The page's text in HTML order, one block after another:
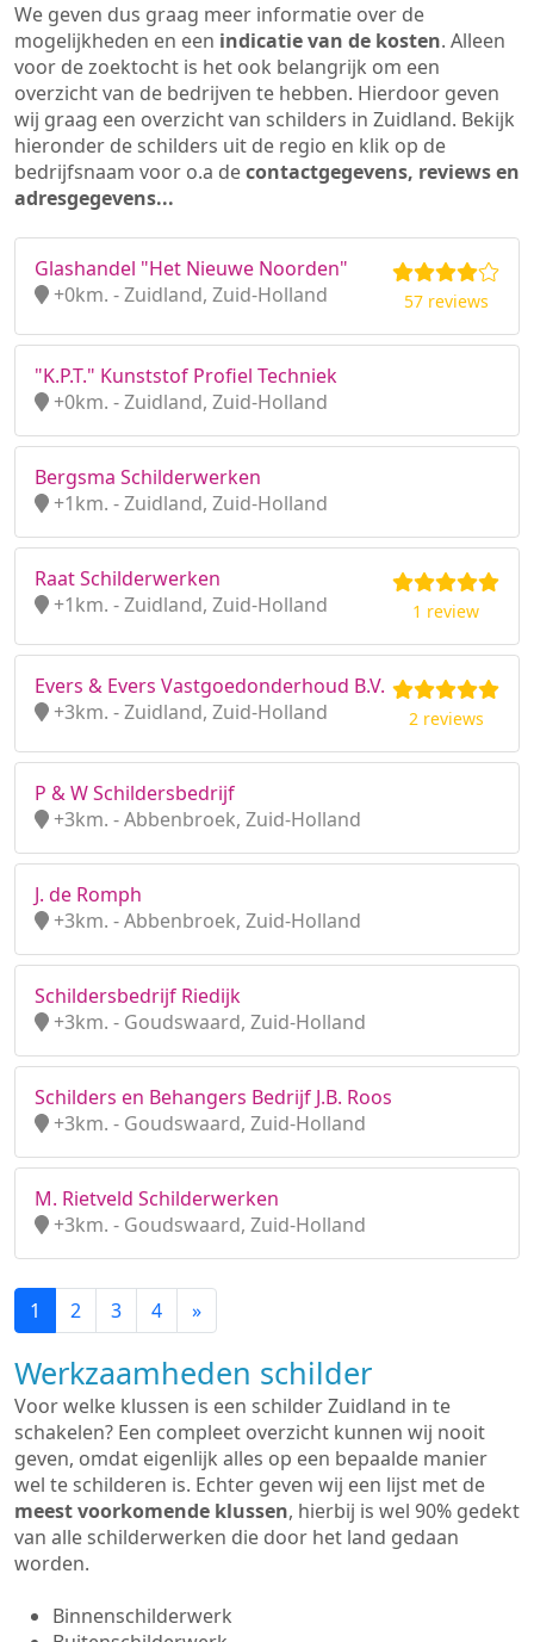
We geven dus graag meer informatie over de
mogelijkheden en een indicatie van de kosten. Alleen
voor de zoektocht is het ook belangrijk om een
overzicht van de bedrijven te hebben. Hierdoor geven
wij graag een overzicht van schilders in Zuidland. Bekijk
hieronder de schilders uit de regio en klik op de
bedrijfsnaam voor o.a decontactgegevens, reviews en
adresgegevens...
Glashandel "Het Nieuwe Noorden"
+0km. - Zuidland, Zuid-Holland
57 reviews
"K.P.T." Kunststof Profiel Techniek
+0km. - Zuidland, Zuid-Holland
Bergsma Schilderwerken
+1km. - Zuidland, Zuid-Holland
Raat Schilderwerken
+1km. - Zuidland, Zuid-Holland
1 review
Evers & Evers Vastgoedonderhoud B.V.
+3km. - Zuidland, Zuid-Holland
2 reviews
P & W Schildersbedrijf
+3km. - Abbenbroek, Zuid-Holland
J. de Romph
+3km. - Abbenbroek, Zuid-Holland
Schildersbedrijf Riedijk
+3km. - Goudswaard, Zuid-Holland
Schilders en Behangers Bedrijf J.B. Roos
+3km. - Goudswaard, Zuid-Holland
M. Rietveld Schilderwerken
+3km. - Goudswaard, Zuid-Holland
1 2 3 4 »
Werkzaamheden schilder
Voor welke klussen is een schilder Zuidland in te
schakelen? Een compleet overzicht kunnen wij nooit
geven, omdat eigenlijk alles op een bepaalde manier
wel te schilderen is. Echter geven wij een lijst met de
meest voorkomende klussen, hierbij is wel 90% gedekt
van alle schilderwerken die door het land gedaan
worden.
Binnenschilderwerk